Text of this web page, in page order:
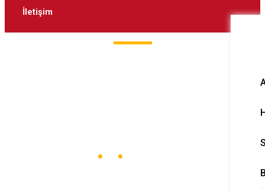
İletişim